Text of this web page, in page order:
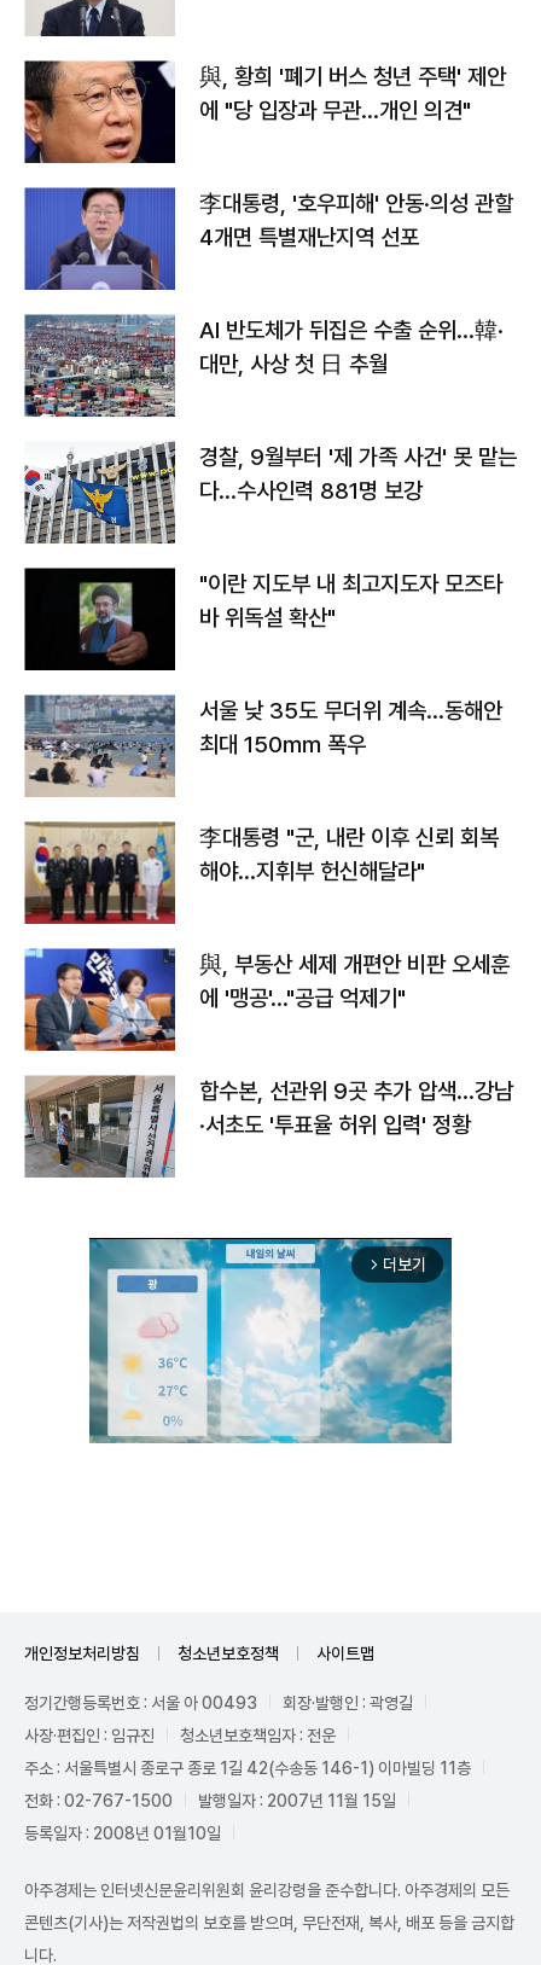
與, 황희 '폐기 버스 청년 주택' 제안
에 "당 입장과 무관…개인 의견"
李대통령, '호우피해' 안동·의성 관할
4개면 특별재난지역 선포
AI 반도체가 뒤집은 수출 순위…韓·
대만, 사상 첫 日 추월
경찰, 9월부터 '제 가족 사건' 못 맡는
다…수사인력 881명 보강
"이란 지도부 내 최고지도자 모즈타
바 위독설 확산"
서울 낮 35도 무더위 계속…동해안
최대 150㎜ 폭우
李대통령 "군, 내란 이후 신뢰 회복
해야…지휘부 헌신해달라"
與, 부동산 세제 개편안 비판 오세훈
에 '맹공'…"공급 억제기"
합수본, 선관위 9곳 추가 압색…강남
·서초도 '투표율 허위 입력' 정황
arrow_forward_ios 더보기
개인정보처리방침 청소년보호정책 사이트맵
정기간행등록번호 : 서울 아 00493
회장·발행인 : 곽영길
사장·편집인 : 임규진
청소년보호책임자 : 전운
주소 : 서울특별시 종로구 종로 1길 42(수송동 146-1) 이마빌딩 11층
전화 : 02-767-1500
발행일자 : 2007년 11월 15일
등록일자 : 2008년 01월10일
아주경제는 인터넷신문윤리위원회 윤리강령을 준수합니다. 아주경제의 모든
콘텐츠(기사)는 저작권법의 보호를 받으며, 무단전재, 복사, 배포 등을 금지합
니다.